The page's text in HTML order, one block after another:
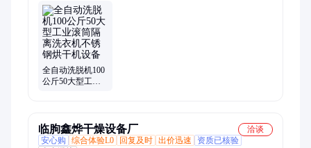
机、影院音箱、数码印花机、生化培养箱、石油干洗机、无刷充
电锤、水准仪、酒精测试仪、公共饮水机、工业洗衣机、混凝土
养护箱、迷你绣花机、螺杆式闸门、排卵测定仪、激光水平仪、
电子平水仪、气动扳手、投影电视、集成灶蒸烤箱一体、液体粘
度测试仪
全自动洗脱机100
公斤50大型工业
临朐鑫烨干燥设备厂
洽谈
安心购
综合体验L0 回复及时 出价迅速
资质已核验